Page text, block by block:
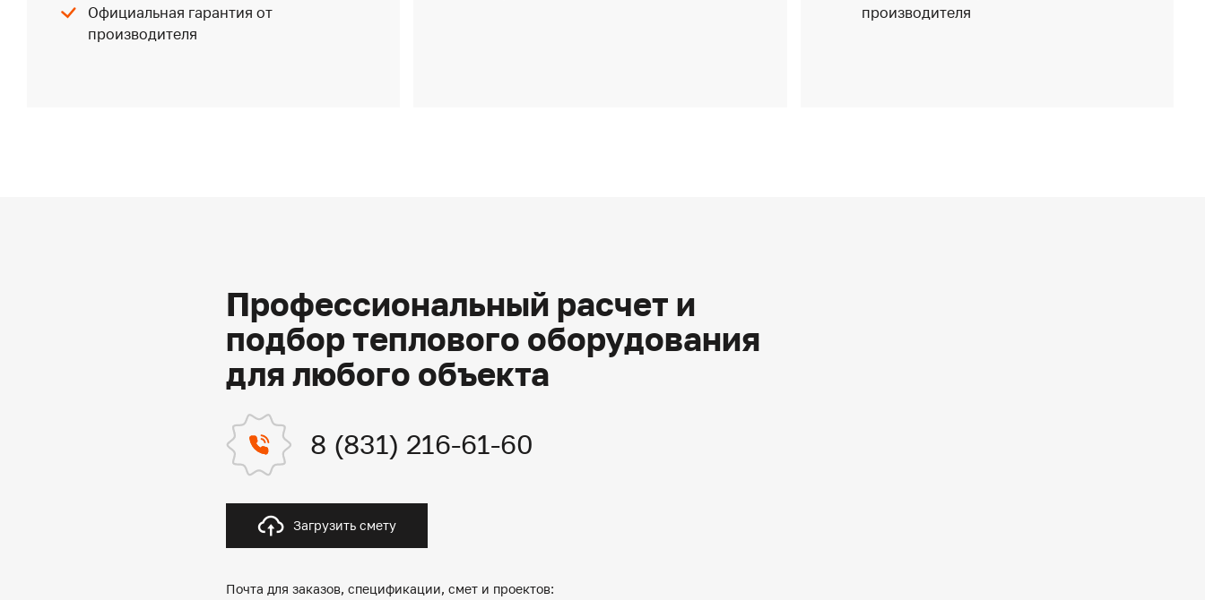
Официальная гарантия от
производителя
производителя
Профессиональный расчет и
подбор теплового оборудования
для любого объекта
8 (831) 216-61-60
Загрузить смету
Почта для заказов, спецификации, смет и проектов: